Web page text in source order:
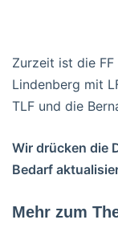
Zurzeit ist die
Lindenberg mit
TLF und die
Wir drücken die
Bedarf
Mehr zum